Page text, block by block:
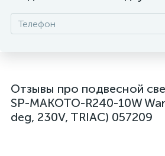
светильники над рабочей
светильники подвесные белые
Отзывы про подвесной
SP-MAKOTO-R240-10W
deg, 230V, TRIAC) 057209